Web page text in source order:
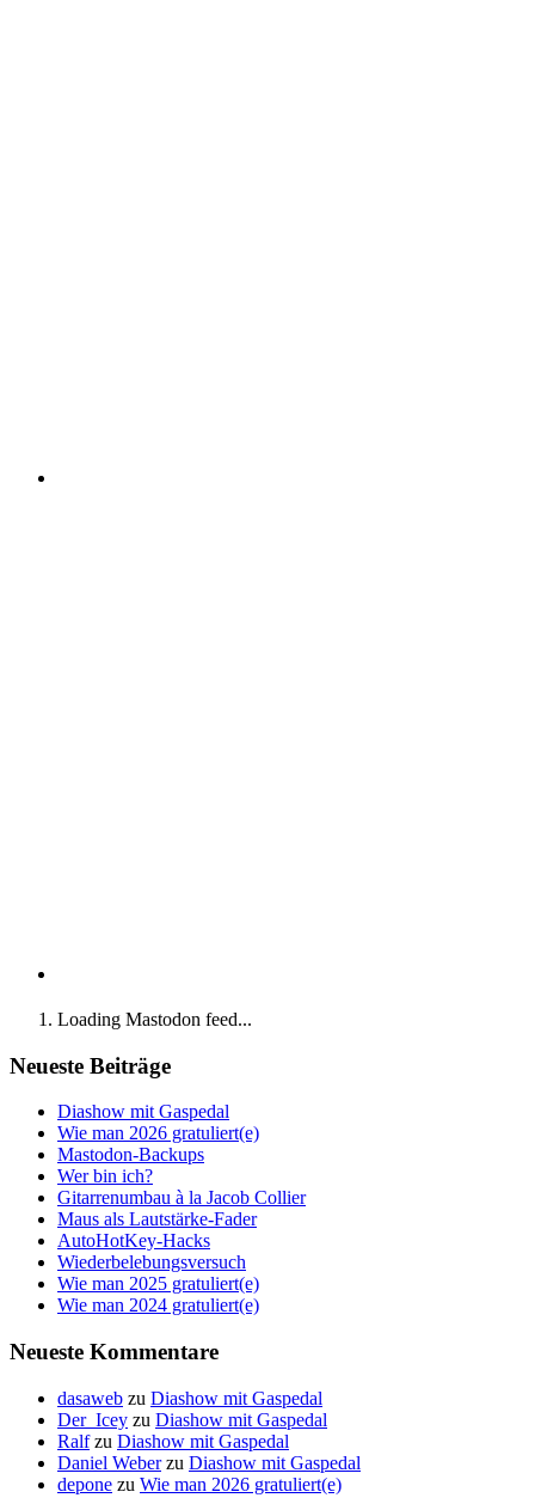
Loading Mastodon feed...
Neueste Beiträge
Diashow mit Gaspedal
Wie man 2026 gratuliert(e)
Mastodon-Backups
Wer bin ich?
Gitarrenumbau à la Jacob Collier
Maus als Lautstärke-Fader
AutoHotKey-Hacks
Wiederbelebungsversuch
Wie man 2025 gratuliert(e)
Wie man 2024 gratuliert(e)
Neueste Kommentare
dasaweb zu Diashow mit Gaspedal
Der_Icey zu Diashow mit Gaspedal
Ralfzu Diashow mit Gaspedal
Daniel Weberzu Diashow mit Gaspedal
depone zu Wie man 2026 gratuliert(e)